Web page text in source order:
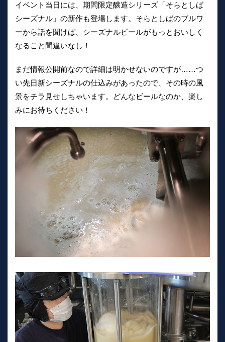
イベント当日には、期間限定醸造シリーズ「そらとしば
シーズナル」の新作も登場します。そらとしばのブルワ
ーから話を聞けば、シーズナルビールがもっとおいしく
なること間違いなし！
まだ情報公開前なので詳細は明かせないのですが……つ
い先日新シーズナルの仕込みがあったので、その時の風
景をチラ見せしちゃいます。どんなビールなのか、楽し
みにお待ちください！